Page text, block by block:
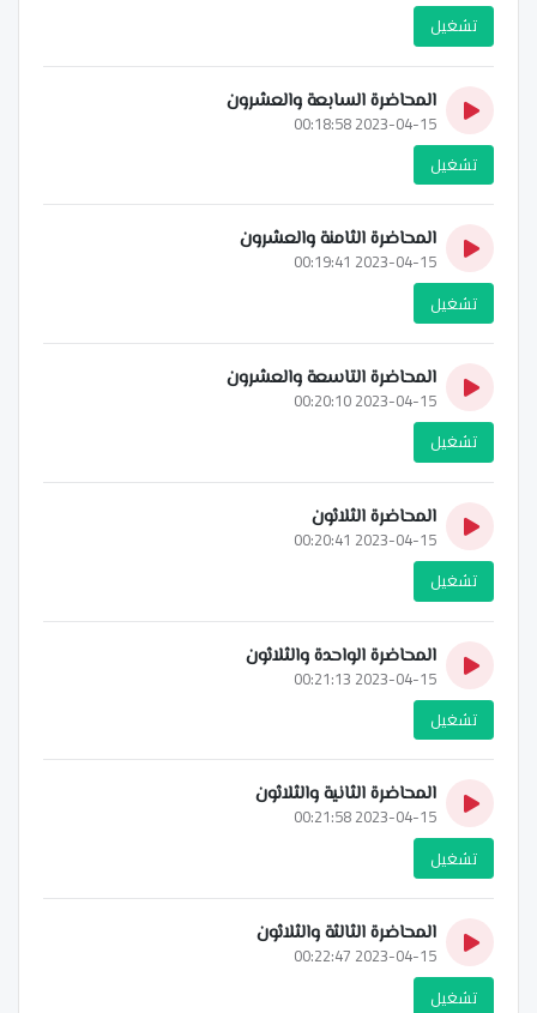
تشغيل
المحاضرة السابعة والعشرون
2023-04-15 00:18:58
تشغيل
المحاضرة الثامنة والعشرون
2023-04-15 00:19:41
تشغيل
المحاضرة التاسعة والعشرون
2023-04-15 00:20:10
تشغيل
المحاضرة الثلاثون
2023-04-15 00:20:41
تشغيل
المحاضرة الواحدة والثلاثون
2023-04-15 00:21:13
تشغيل
المحاضرة الثانية والثلاثون
2023-04-15 00:21:58
تشغيل
المحاضرة الثالثة والثلاثون
2023-04-15 00:22:47
تشغيل